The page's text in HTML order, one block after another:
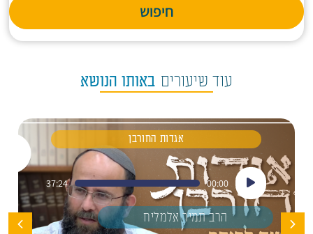
חיפוש
עוד שיעורים באותו הנושא
אגדות החורבן
נגן
אודיו
00:00
37:24
הרב תמיר אלמליח